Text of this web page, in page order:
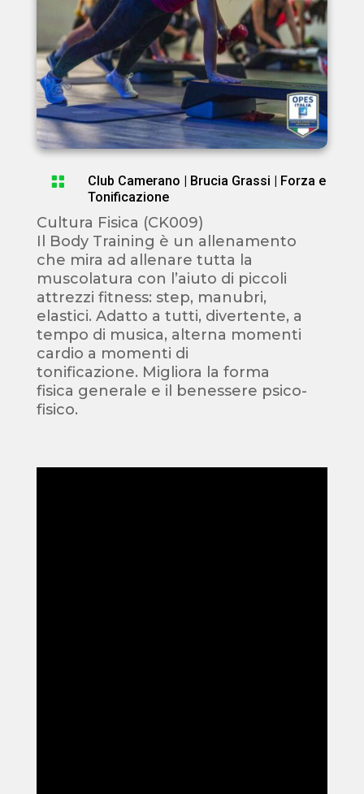
 Club Camerano Brucia Grassi
Forza e
Tonificazione
Cultura Fisica (CK009)
Il Body Training è un allenamento
che mira ad allenare tutta la
muscolatura con l’aiuto di piccoli
attrezzi fitness: step, manubri,
elastici. Adatto a tutti, divertente, a
tempo di musica, alterna momenti
cardio a momenti di
tonificazione. Migliora la forma
fisica generale e il benessere psico-
fisico.